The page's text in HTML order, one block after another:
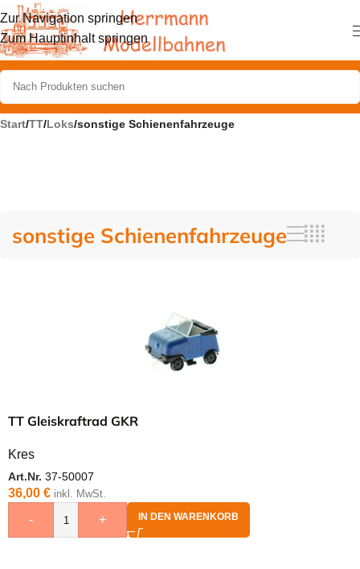
Zur Navigation springen
Zum Hauptinhalt springen
Start/TT/Loks/sonstige Schienenfahrzeuge
sonstige Schienenfahrzeuge
TT Gleiskraftrad GKR
Kres
Art.Nr. 37-50007
36,00 € inkl. MwSt.
- + IN DEN WARENKORB